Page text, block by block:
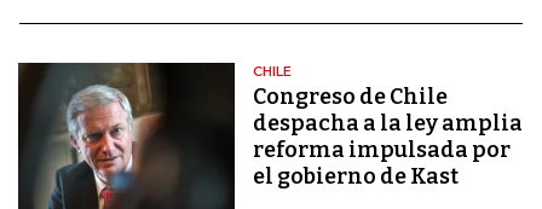
CHILE
Congreso de Chile
despacha a la ley amplia
reforma impulsada por
el gobierno de Kast